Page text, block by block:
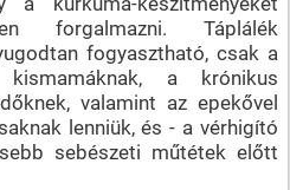
forgalmazni. Táplálék
fogyasztható, csak a
a krónikus
valamint az epekővel
lenniük, és - a vérhigító
sebészeti műtétek előtt